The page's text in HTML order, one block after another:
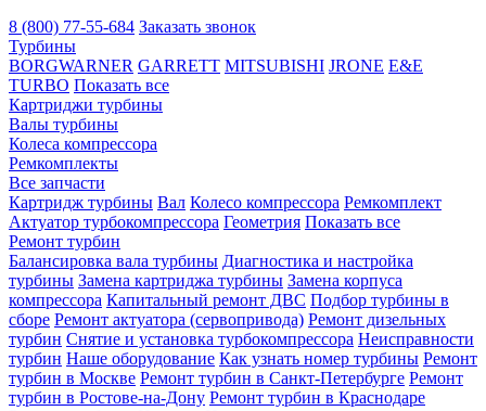
8 (800) 77-55-684 Заказать звонок
Турбины
BORGWARNER GARRETT MITSUBISHI JRONE E&E
TURBO Показать все
Картриджи турбины
Валы турбины
Колеса компрессора
Ремкомплекты
Все запчасти
Картридж турбины Вал Колесо компрессора Ремкомплект
Актуатор турбокомпрессора Геометрия Показать все
Ремонт турбин
Балансировка вала турбины Диагностика и настройка
турбины Замена картриджа турбины Замена корпуса
компрессора Капитальный ремонт ДВС Подбор турбины в
сборе Ремонт актуатора (сервопривода) Ремонт дизельных
турбин Снятие и установка турбокомпрессора Неисправности
турбин Наше оборудование Как узнать номер турбины Ремонт
турбин в Москве Ремонт турбин в Санкт-Петербурге Ремонт
турбин в Ростове-на-Дону Ремонт турбин в Краснодаре